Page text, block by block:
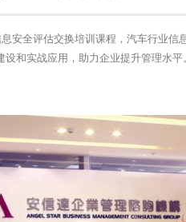
安全评估交换培训课程，汽车行业
和实战应用，助力企业提升管理水